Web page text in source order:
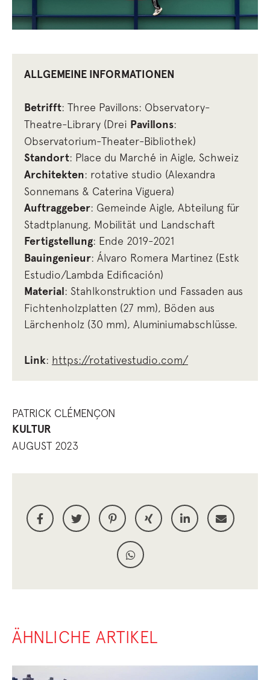
ALLGEMEINE INFORMATIONEN
Betrifft: Three Pavillons: Observatory-
Theatre-Library (Drei Pavillons:
Observatorium-Theater-Bibliothek)
Standort: Place du Marché in Aigle, Schweiz
Architekten: rotative studio (Alexandra
Sonnemans & Caterina Viguera)
Auftraggeber: Gemeinde Aigle, Abteilung für
Stadtplanung, Mobilität und Landschaft
Fertigstellung: Ende 2019-2021
Bauingenieur: Álvaro Romera Martinez (Estk
Estudio/Lambda Edificación)
Material: Stahlkonstruktion und Fassaden aus
Fichtenholzplatten (27 mm), Böden aus
Lärchenholz (30 mm), Aluminiumabschlüsse.
Link: https://rotativestudio.com/
PATRICK CLÉMENÇON
KULTUR
AUGUST 2023
ÄHNLICHE ARTIKEL